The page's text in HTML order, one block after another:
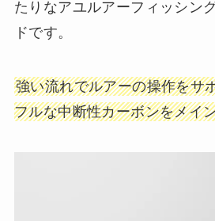
たりなアユルアーフィッシン
ドです。
強い流れでルアーの操作をサ
フルな中断性カーボンをメイ